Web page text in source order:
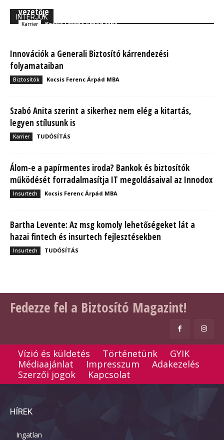
INTERJÚK
vezetője
Karrier Kocsis Ferenc Árpád MBA
Innovációk a Generali Biztosító kárrendezési
folyamataiban
Biztosítók Kocsis Ferenc Árpád MBA
Szabó Anita szerint a sikerhez nem elég a kitartás,
legyen stílusunk is
Karrier TUDÓSÍTÁS
Álom-e a papírmentes iroda? Bankok és biztosítók
működését forradalmasítja IT megoldásaival az Innodox
Insurtech Kocsis Ferenc Árpád MBA
Bartha Levente: Az msg komoly lehetőségeket lát a
hazai fintech és insurtech fejlesztésekben
Insurtech TUDÓSÍTÁS
Fedezze fel a Biztosító Magazint!
Vízió és küldetés Történetünk
GYIK
Médiaajánlat
Impresszum
Adakezelés
Szerzői jogok
Kapcsolat
HÍREK
Ingatlan